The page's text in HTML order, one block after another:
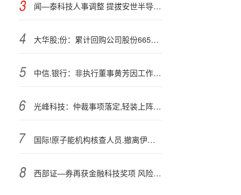
闻—泰科技人事调整 提拔安世半导体高管为上市公司总裁
大华股;份：累计回购公司股份6652200股
中信.银行：非执行董事黄芳因工作调整原因辞任
光峰科技：仲裁事项落定,轻装上阵，光博会将携前沿技术亮相
国际!原子能机构核查人员.撤离伊朗 伊朗核计划陷入“信息黑洞”
西部证—券再获金融科技奖项 风险管理智能化取得新成绩